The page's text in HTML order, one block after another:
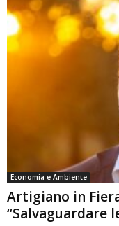
Economia e Ambiente
Artigiano in
“Salvaguardare